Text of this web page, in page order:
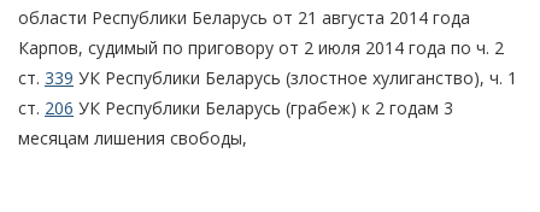
области Республики Беларусь от 21 августа 2014 года
Карпов, судимый по приговору от 2 июля 2014 года по ч. 2
ст. 339 УК Республики Беларусь (злостное хулиганство), ч. 1
ст. 206 УК Республики Беларусь (грабеж) к 2 годам 3
месяцам лишения свободы,